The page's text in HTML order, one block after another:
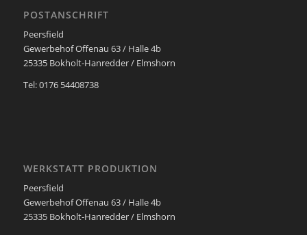
POSTANSCHRIFT
Peersfield
Gewerbehof Offenau 63 / Halle 4b
25335 Bokholt-Hanredder / Elmshorn
Tel: 0176 54408738
WERKSTATT PRODUKTION
Peersfield
Gewerbehof Offenau 63 / Halle 4b
25335 Bokholt-Hanredder / Elmshorn